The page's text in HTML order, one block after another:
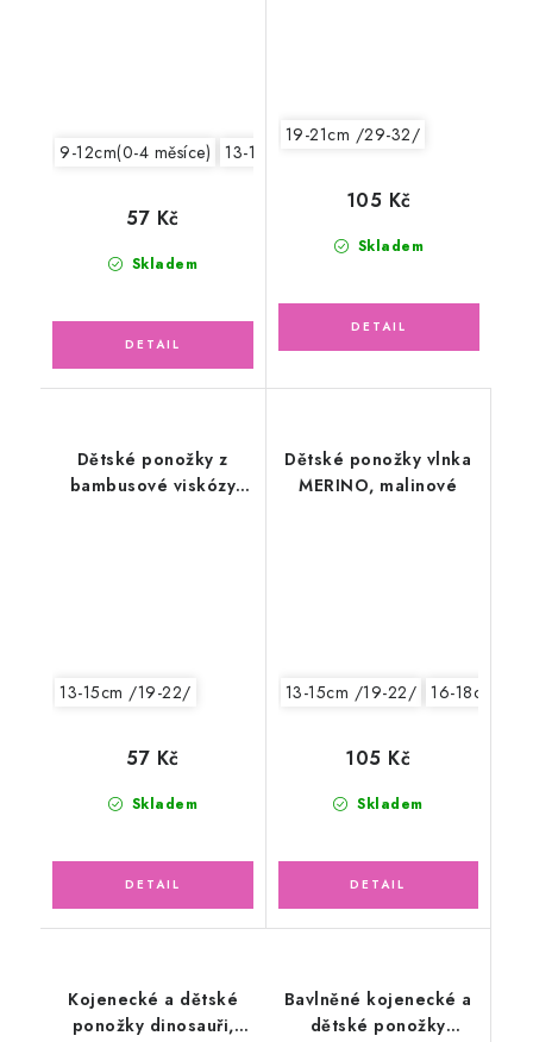
9-12cm(0-4 měsíce) 13-15cm /19-22/
Skladem
57 Kč
19-21cm /29-32/
Skladem
105 Kč
Dětské ponožky z
bambusové viskózy
13-15cm /19-22/
Skladem
57 Kč
Dětské ponožky vlnka
MERINO, malinové
13-15cm /19-22/ 16-18cm /
Skladem
105 Kč
Kojenecké a dětské
ponožky dinosauři,
Bavlněné kojenecké a
dětské ponožky